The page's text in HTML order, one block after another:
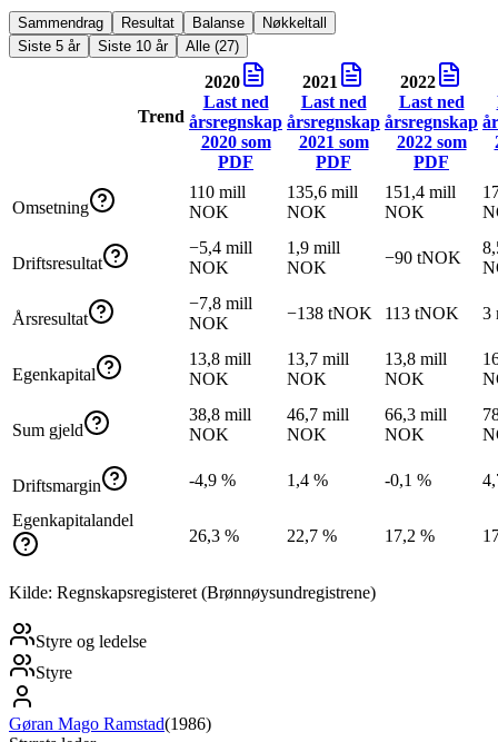
Sammendrag Resultat Balanse
Nøkkeltall
Siste 5 år
Siste 10 år Alle (27)
Trend
2020
Last ned
årsregnskap
2020som
PDF
2021
Last ned
årsregnskap
2021 som
PDF
2022
Last ned
årsregnskap
2022som
PDF
Omsetning
110 mill
NOK
135,6 mill
NOK
151,4 mill
NOK
Driftsresultat
−5,4 mill
NOK
1,9 mill
NOK
−90 tNOK
Årsresultat
−7,8 mill
NOK
−138 tNOK 113 tNOK 3
Egenkapital
13,8 mill
NOK
13,7 mill
NOK
13,8 mill
NOK
Sum gjeld
38,8 mill
NOK
46,7 mill
NOK
66,3 mill
NOK
Driftsmargin -4,9 % 1,4 % -0,1 %
Egenkapitalandel
26,3 %
22,7 % 17,2 %
Kilde: Regnskapsregisteret (Brønnøysundregistrene)
Styre og ledelse
Styre
Gøran Mago Ramstad(1986)